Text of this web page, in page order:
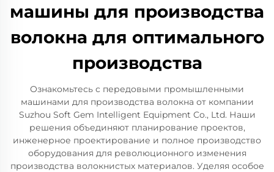
машины для производства
волокна для оптимального
производства
Ознакомьтесь с передовыми промышленными
машинами для производства волокна от компании
Suzhou Soft Gem Intelligent Equipment Co., Ltd. Наши
решения объединяют планирование проектов,
инженерное проектирование и полное производство
оборудования для революционного изменения
производства волокнистых материалов. Уделяя особое